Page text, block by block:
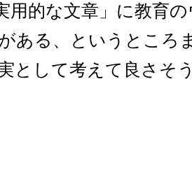
用的な文章」に教育
ある、というところ
として考えて良さそ